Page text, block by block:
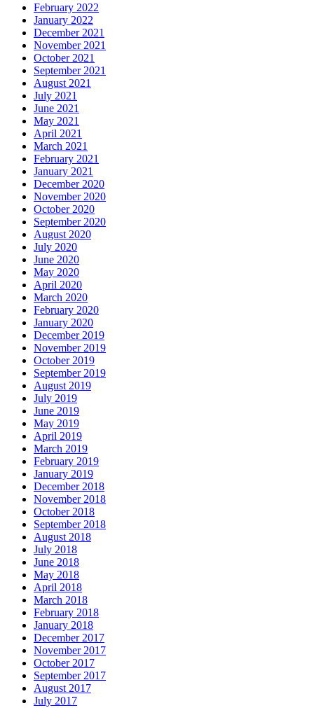
February 2022
January 2022
December 2021
November 2021
October 2021
September 2021
August 2021
July 2021
June 2021
May 2021
April 2021
March 2021
February 2021
January 2021
December 2020
November 2020
October 2020
September 2020
August 2020
July 2020
June 2020
May 2020
April 2020
March 2020
February 2020
January 2020
December 2019
November 2019
October 2019
September 2019
August 2019
July 2019
June 2019
May 2019
April 2019
March 2019
February 2019
January 2019
December 2018
November 2018
October 2018
September 2018
August 2018
July 2018
June 2018
May 2018
April 2018
March 2018
February 2018
January 2018
December 2017
November 2017
October 2017
September 2017
August 2017
July 2017